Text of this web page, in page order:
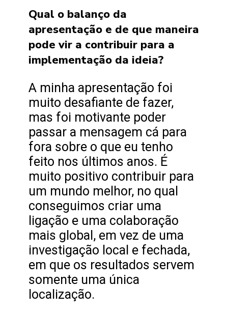
Qual o balanço da
apresentação e de que maneira
pode vir a contribuir para a
implementação da ideia?
A minha apresentação foi
muito desafiante de fazer,
mas foi motivante poder
passar a mensagem cá para
fora sobre o que eu tenho
feito nos últimos anos. É
muito positivo contribuir para
um mundo melhor, no qual
conseguimos criar uma
ligação e uma colaboração
mais global, em vez de uma
investigação local e fechada,
em que os resultados servem
somente uma única
localização.